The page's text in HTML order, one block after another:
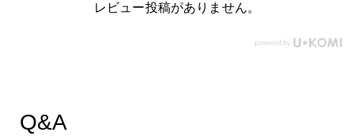
レビュー投稿がありません。
Q&A